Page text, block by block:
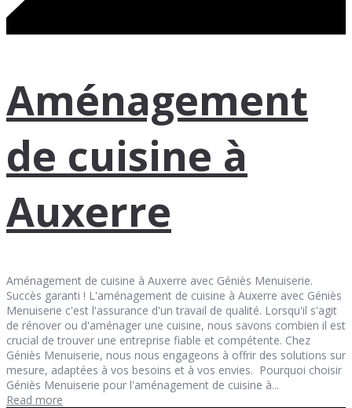
Aménagement
de cuisine à
Auxerre
Aménagement de cuisine à Auxerre avec Géniès Menuiserie.
Succès garanti ! L'aménagement de cuisine à Auxerre avec Géniès
Menuiserie c'est l'assurance d'un travail de qualité. Lorsqu'il s'agit
de rénover ou d'aménager une cuisine, nous savons combien il est
crucial de trouver une entreprise fiable et compétente. Chez
Géniès Menuiserie, nous nous engageons à offrir des solutions sur
mesure, adaptées à vos besoins et à vos envies. Pourquoi choisir
Géniès Menuiserie pour l'aménagement de cuisine à...
Read more